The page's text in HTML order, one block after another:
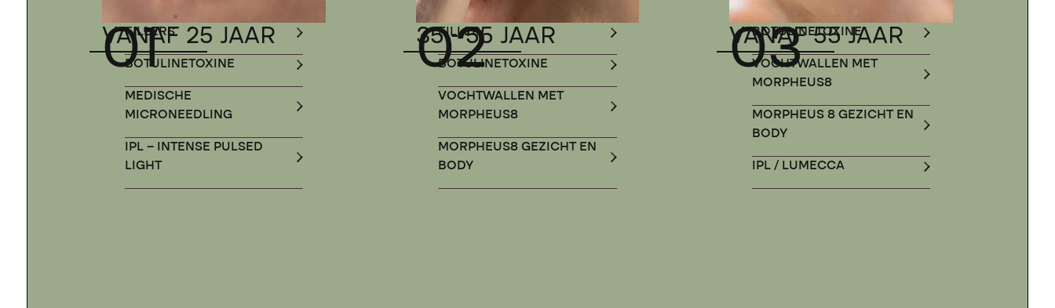
01
VANAF 25 JAAR
FILLERS
BOTULINETOXINE
MEDISCHE
MICRONEEDLING
IPL – INTENSE PULSED
LIGHT
02
35 - 55 JAAR
FILLER
BOTULINETOXINE
VOCHTWALLEN MET
MORPHEUS8
MORPHEUS8 GEZICHT EN
BODY
03
VANAF 55 JAAR
BOTULINETOXINE
VOCHTWALLEN MET
MORPHEUS8
MORPHEUS 8 GEZICHT EN
BODY
IPL / LUMECCA